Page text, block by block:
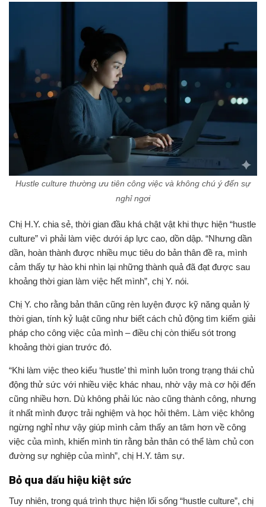
Hustle culture thường ưu tiên công việc và không chú ý đến sự
nghỉ ngơi
Chị H.Y. chia sẻ, thời gian đầu khá chật vật khi thực hiện “hustle
culture” vì phải làm việc dưới áp lực cao, dồn dập. “Nhưng dần
dần, hoàn thành được nhiều mục tiêu do bản thân đề ra, mình
cảm thấy tự hào khi nhìn lại những thành quả đã đạt được sau
khoảng thời gian làm việc hết mình”, chị Y. nói.
Chị Y. cho rằng bản thân cũng rèn luyện được kỹ năng quản lý
thời gian, tính kỷ luật cũng như biết cách chủ động tìm kiếm giải
pháp cho công việc của mình – điều chị còn thiếu sót trong
khoảng thời gian trước đó.
“Khi làm việc theo kiểu ‘hustle’ thì mình luôn trong trạng thái chủ
động thử sức với nhiều việc khác nhau, nhờ vậy mà cơ hội đến
cũng nhiều hơn. Dù không phải lúc nào cũng thành công, nhưng
ít nhất mình được trải nghiệm và học hỏi thêm. Làm việc không
ngừng nghỉ như vậy giúp mình cảm thấy an tâm hơn về công
việc của mình, khiến mình tin rằng bản thân có thể làm chủ con
đường sự nghiệp của mình”, chị H.Y. tâm sự.
Bỏ qua dấu hiệu kiệt sức
Tuy nhiên, trong quá trình thực hiện lối sống “hustle culture”, chị